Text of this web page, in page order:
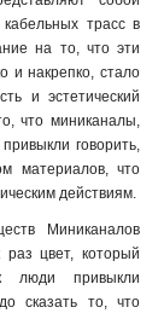
трасс в
на то, что эти
и накрепко, стало
и эстетический
что миниканалы,
говорить,
материалов, что
действиям.
Миниканалов
цвет, который
люди привыкли
сказать то, что